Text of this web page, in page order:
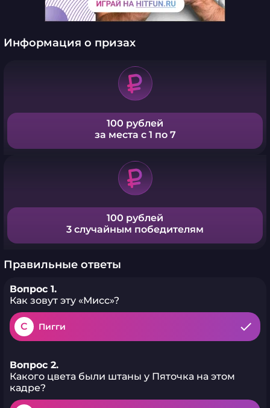
Информация о призах
100 рублей
за места с 1 по 7
100 рублей
3 случайным победителям
Правильные ответы
Вопрос 1.
Как зовут эту «Мисс»?
C Пигги
Вопрос 2.
Какого цвета были штаны у Пяточка на этом
кадре?